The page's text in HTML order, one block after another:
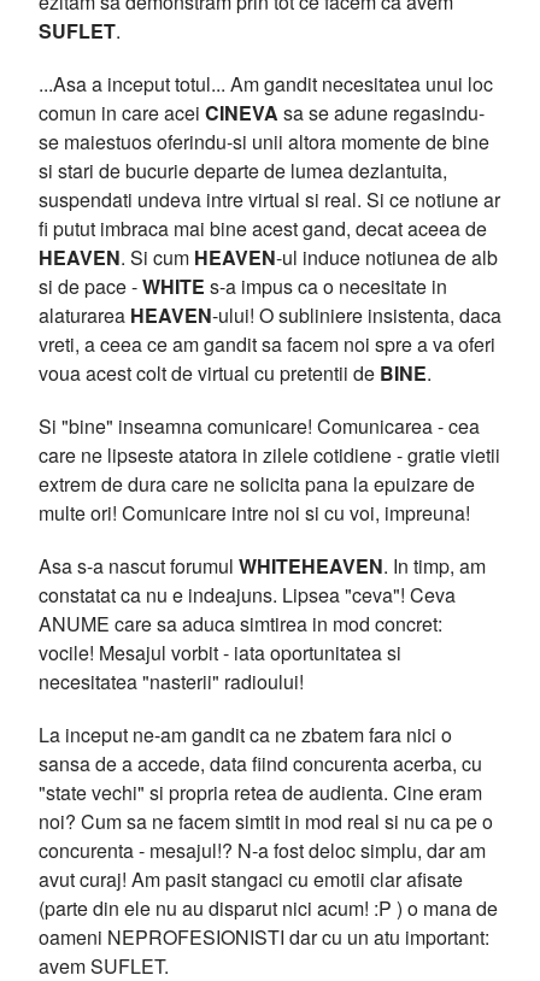
SUFLET.
...Asa a inceput totul... Am gandit necesitatea unui loc
comun in care acei CINEVA sa se adune regasindu-
se maiestuos oferindu-si unii altora momente de bine
si stari de bucurie departe de lumea dezlantuita,
suspendati undeva intre virtual si real. Si ce notiune ar
fi putut imbraca mai bine acest gand, decat aceea de
HEAVEN. Si cum HEAVEN-ul induce notiunea de alb
si de pace -WHITE s-a impus ca o necesitate in
alaturarea HEAVEN-ului! O subliniere insistenta, daca
vreti, a ceea ce am gandit sa facem noi spre a va oferi
voua acest colt de virtual cu pretentii de BINE.
Si "bine" inseamna comunicare! Comunicarea - cea
care ne lipseste atatora in zilele cotidiene - gratie vietii
extrem de dura care ne solicita pana la epuizare de
multe ori! Comunicare intre noi si cu voi, impreuna!
Asa s-a nascut forumul WHITEHEAVEN. In timp, am
constatat ca nu e indeajuns. Lipsea "ceva"! Ceva
ANUME care sa aduca simtirea in mod concret:
vocile! Mesajul vorbit - iata oportunitatea si
necesitatea "nasterii" radioului!
La inceput ne-am gandit ca ne zbatem fara nici o
sansa de a accede, data fiind concurenta acerba, cu
"state vechi" si propria retea de audienta. Cine eram
noi? Cum sa ne facem simtit in mod real si nu ca pe o
concurenta - mesajul!? N-a fost deloc simplu, dar am
avut curaj! Am pasit stangaci cu emotii clar afisate
(parte din ele nu au disparut nici acum! :P ) o mana de
oameni NEPROFESIONISTI dar cu un atu important:
avem SUFLET.